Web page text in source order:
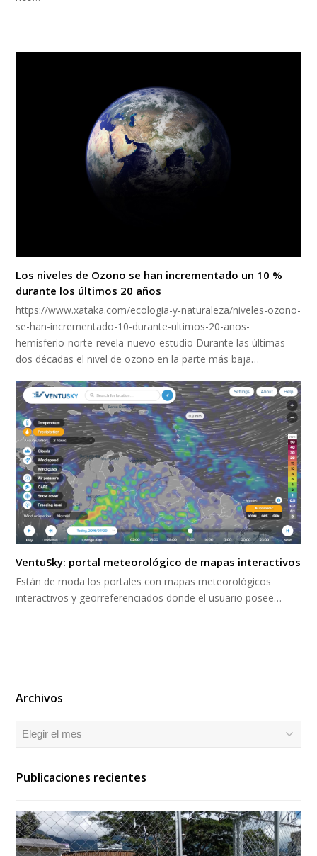
Los niveles de Ozono se han incrementado un 10 %
durante los últimos 20 años
https://www.xataka.com/ecologia-y-naturaleza/niveles-ozono-
se-han-incrementado-10-durante-ultimos-20-anos-
hemisferio-norte-revela-nuevo-estudio Durante las últimas
dos décadas el nivel de ozono en la parte más baja…
VentuSky: portal meteorológico de mapas interactivos
Están de moda los portales con mapas meteorológicos
interactivos y georreferenciados donde el usuario posee…
Archivos
Archivos
Publicaciones recientes